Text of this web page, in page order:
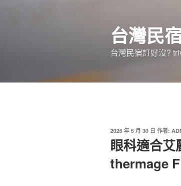
台灣民
台灣民宿訂好沒?
發
佈
於
2026 年 5 月 30 日 作者:
眼科適合
thermage